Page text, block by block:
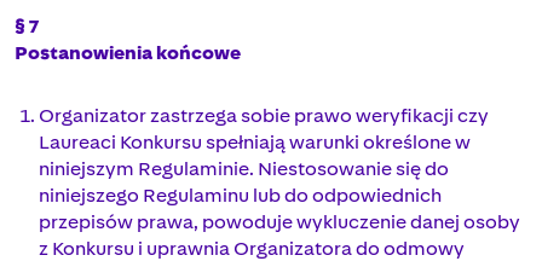
§ 7
Postanowienia końcowe
Organizator zastrzega sobie prawo weryfikacji czy
Laureaci Konkursu spełniają warunki określone w
niniejszym Regulaminie. Niestosowanie się do
niniejszego Regulaminu lub do odpowiednich
przepisów prawa, powoduje wykluczenie danej osoby
z Konkursu i uprawnia Organizatora do odmowy